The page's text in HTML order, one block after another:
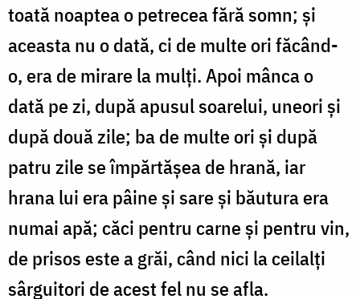
toată noaptea o petrecea fără somn; și
aceasta nu o dată, ci de multe ori făcând-
o, era de mirare la mulți. Apoi mânca o
dată pe zi, după apusul soarelui, uneori și
după două zile; ba de multe ori și după
patru zile se îm­părtășea de hrană, iar
hrana lui era pâine și sare și bău­­­tura era
numai apă; căci pentru carne și pentru vin,
de prisos este a grăi, când nici la ceilalți
sârguitori de acest fel nu se afla.